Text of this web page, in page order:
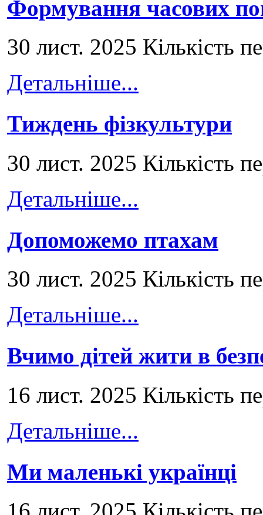
Формування часових
30 лист. 2025 Кількість
Детальніше...
Тиждень фізкультури
30 лист. 2025 Кількість
Детальніше...
Допоможемо птахам
30 лист. 2025 Кількість
Детальніше...
Вчимо дітей жити в
16 лист. 2025 Кількість
Детальніше...
Ми маленькі українці